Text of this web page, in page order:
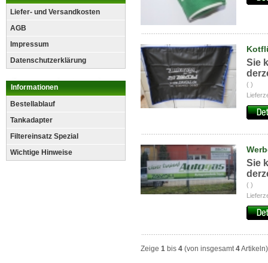
Liefer- und Versandkosten
AGB
Impressum
Datenschutzerklärung
Informationen
Bestellablauf
Tankadapter
Filtereinsatz Spezial
Wichtige Hinweise
Sie
( )
Sie
( )
Zeige 1 bis 4 (von insgesamt4Artikeln)